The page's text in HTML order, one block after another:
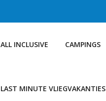
ALL INCLUSIVE CAMPINGS
LAST MINUTE VLIEGVAKANTIES